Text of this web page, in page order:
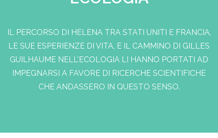
IL PERCORSO DI HELENA TRA STATI UNITI E FRANCIA,
LE SUE ESPERIENZE DI VITA, E IL CAMMINO DI GILLES
GUILHAUME NELL'ECOLOGIA LI HANNO PORTATI AD
IMPEGNARSI A FAVORE DI RICERCHE SCIENTIFICHE
CHE ANDASSERO IN QUESTO SENSO.